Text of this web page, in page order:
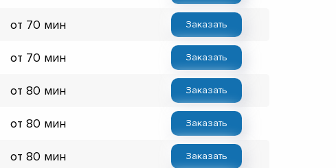
от 70 мин Заказать
от 70 мин Заказать
от 80 мин Заказать
от 80 мин Заказать
от 80 мин Заказать